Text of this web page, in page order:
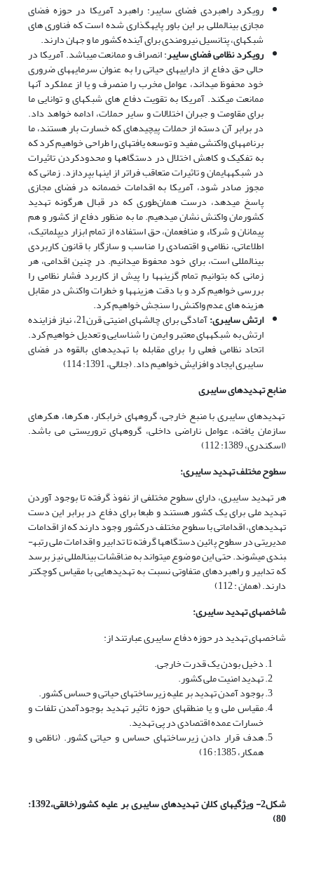
رویکرد راهبردی فضای سایبر: راهبرد آمریکا در حوزه فضای
مجازی بین­المللی بر این باور پایه­گذاری شده است که فناوری های
شبکه­ای، پتانسیل نیرومندی برای آینده کشور ما و جهان دارند.
رویکرد نظامی فضای سایبر: انصراف و ممانعت می­باشد. آمریکا در
حالی حق دفاع از دارایی­های حیاتی را به عنوان سرمایه­های ضروری
خود محفوظ می­داند، عوامل مخرب را منصرف و یا از عملکرد آنها
ممانعت می­کند. آمریکا به تقویت دفاع های شبکه­ای و توانایی ما
برای مقاومت و جبران اختلالات و سایر حملات، ادامه خواهد داد.
در برابر آن دسته از حملات پیچیده­ای که خسارت بار هستند، ما
برنامه­های واکنشی مفید و توسعه یافته­ای را طراحی خواهیم کرد که
به تفکیک و کاهش اختلال در دستگاه­ها و محدودکردن تاثیرات
در شبکه­هایمان و تاثیرات متعاقب فراتر از اینها بپردازد. زمانی که
مجوز صادر شود، آمریکا به اقدامات خصمانه در فضای مجازی
پاسخ می­دهد، درست همان‌طوری که در قبال هرگونه تهدید
کشورمان واکنش نشان می­دهیم. ما به منظور دفاع از کشور و هم
پیمانان و شرکاء و منافعمان، حق استفاده از تمام ابزار دیپلماتیک،
اطلاعاتی، نظامی و اقتصادی را مناسب و سازگار با قانون کاربردی
بین­المللی است، برای خود محفوظ می­دانیم. در چنین اقدامی، هر
زمانی که بتوانیم تمام گزینه­ها را پیش از کاربرد فشار نظامی را
بررسی خواهیم کرد و با دقت هزینه­ها و خطرات واکنش در مقابل
هزینه های عدم واکنش را سنجش خواهیم کرد.
ارتش سایبری: آمادگی برای چالش­های امنیتی قرن21، نیاز فزاینده
ارتش به شبکه­های معتبر و ایمن را شناسایی و تعدیل خواهیم کرد.
اتحاد نظامی فعلی را برای مقابله با تهدیدهای بالقوه در فضای
سایبری ایجاد و افزایش خواهیم داد. (جلالی، 1391: 114)
منابع تهدیدهای سایبری
تهدیدهای سایبری با منبع خارجی، گروه­های خرابکار، هکرها، هکرهای
سازمان یافته، عوامل ناراضی داخلی، گروه­های تروریستی می باشد.
(اسکندری، 1389: 112)
سطوح مختلف تهدید سایبری:
هر تهدید سایبری، دارای سطوح مختلفی از نفوذ گرفته تا بوجود آوردن
تهدید ملی برای یک کشور هستند و طبعا برای دفاع در برابر این دست
تهدیدهای، اقداماتی با سطوح مختلف درکشور وجود دارند که از اقدامات
مدیریتی در سطوح پائین دستگاه­ها گرفته تا تدابیر و اقدامات ملی رتبه­
بندی می­شوند. حتی این موضوع می­تواند به مناقشات بین­المللی نیز برسد
که تدابیر و راهبردهای متفاوتی نسبت به تهدیدهایی با مقیاس کوچکتر
دارند. (همان : 112)
شاخص­های تهدید سایبری:
شاخص­های تهدید در حوزه دفاع سایبری عبارتند از:
دخیل بودن یک قدرت خارجی.
تهدید امنیت ملی کشور.
بوجود آمدن تهدید بر علیه زیرساخت­های حیاتی و حساس کشور.
مقیاس ملی و یا منطقه­ای حوزه تاثیر تهدید بوجودآمدن تلفات و
خسارات عمده اقتصادی در پی تهدید.
هدف قرار دادن زیرساخت­های حساس و حیاتی کشور. (ناظمی و
همکار، 1385: 16)
شکل2- ویژگی­های کلان تهدیدهای سایبری بر علیه کشور(خالقی،1392:
80)